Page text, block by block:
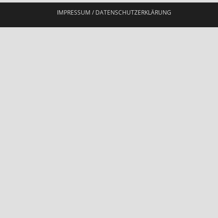
IMPRESSUM / DATENSCHUTZERKLÄRUNG